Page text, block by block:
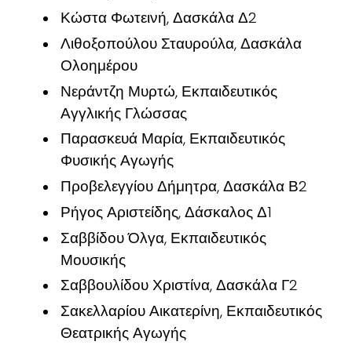
Κώστα Φωτεινή, Δασκάλα Δ2
Λιθοξοπούλου Σταυρούλα, Δασκάλα
Ολοημέρου
Νεράντζη Μυρτώ, Εκπαιδευτικός
Αγγλικής Γλώσσας
Παρασκευά Μαρία, Εκπαιδευτικός
Φυσικής Αγωγής
Προβελεγγίου Δήμητρα, Δασκάλα Β2
Ρήγος Αριστείδης, Δάσκαλος Δ1
Σαββίδου Όλγα, Εκπαιδευτικός
Μουσικής
Σαββουλίδου Χριστίνα, Δασκάλα Γ2
Σακελλαρίου Αικατερίνη, Εκπαιδευτικός
Θεατρικής Αγωγής